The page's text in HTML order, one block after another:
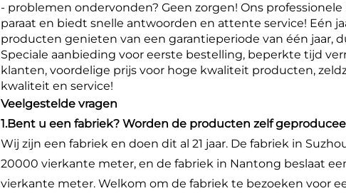
- problemen ondervonden? Geen zorgen! Ons
paraat en biedt snelle antwoorden en attente service! Eén
producten genieten van een garantieperiode van één jaar,
Speciale aanbieding voor eerste bestelling, beperkte tijd
klanten, voordelige prijs voor hoge kwaliteit producten,
kwaliteit en service!
Veelgestelde vragen
1.Bent u een fabriek? Worden de producten zelf
Wij zijn een fabriek en doen dit al 21 jaar. De fabriek in
20000 vierkante meter, en de fabriek in Nantong beslaat
vierkante meter. Welkom om de fabriek te bezoeken voor